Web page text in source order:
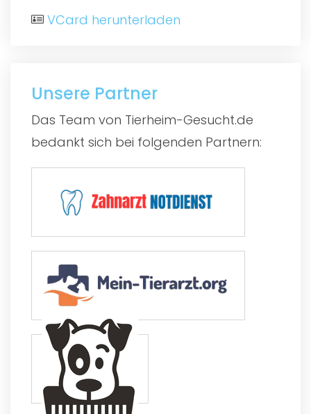
VCard herunterladen
Unsere Partner
Das Team von Tierheim-Gesucht.de
bedankt sich bei folgenden Partnern: